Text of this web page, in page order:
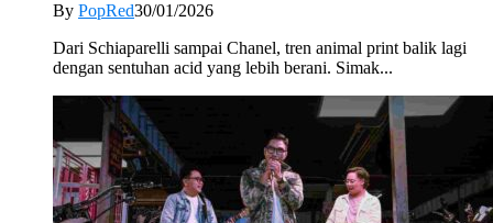
By PopRed30/01/2026
Dari Schiaparelli sampai Chanel, tren animal print balik lagi
dengan sentuhan acid yang lebih berani. Simak...